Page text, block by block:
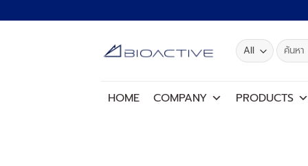
to
Search
for:
HOME COMPANY PRODUCTS